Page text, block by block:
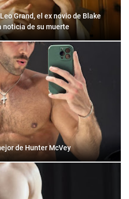
Grand, el ex novio de Blake
noticia de su muerte
de Hunter McVey